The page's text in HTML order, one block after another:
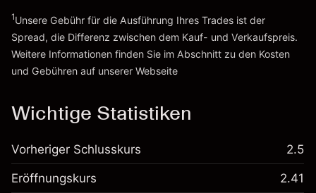
Zur Plattform
1Unsere Gebühr für die Ausführung Ihres Trades ist der
Spread, die Differenz zwischen dem Kauf- und Verkaufspreis.
Weitere Informationen finden Sie im Abschnitt zu den Kosten
und Gebühren auf unserer Webseite
Wichtige Statistiken
Vorheriger Schlusskurs 2.5
Eröffnungskurs 2.41